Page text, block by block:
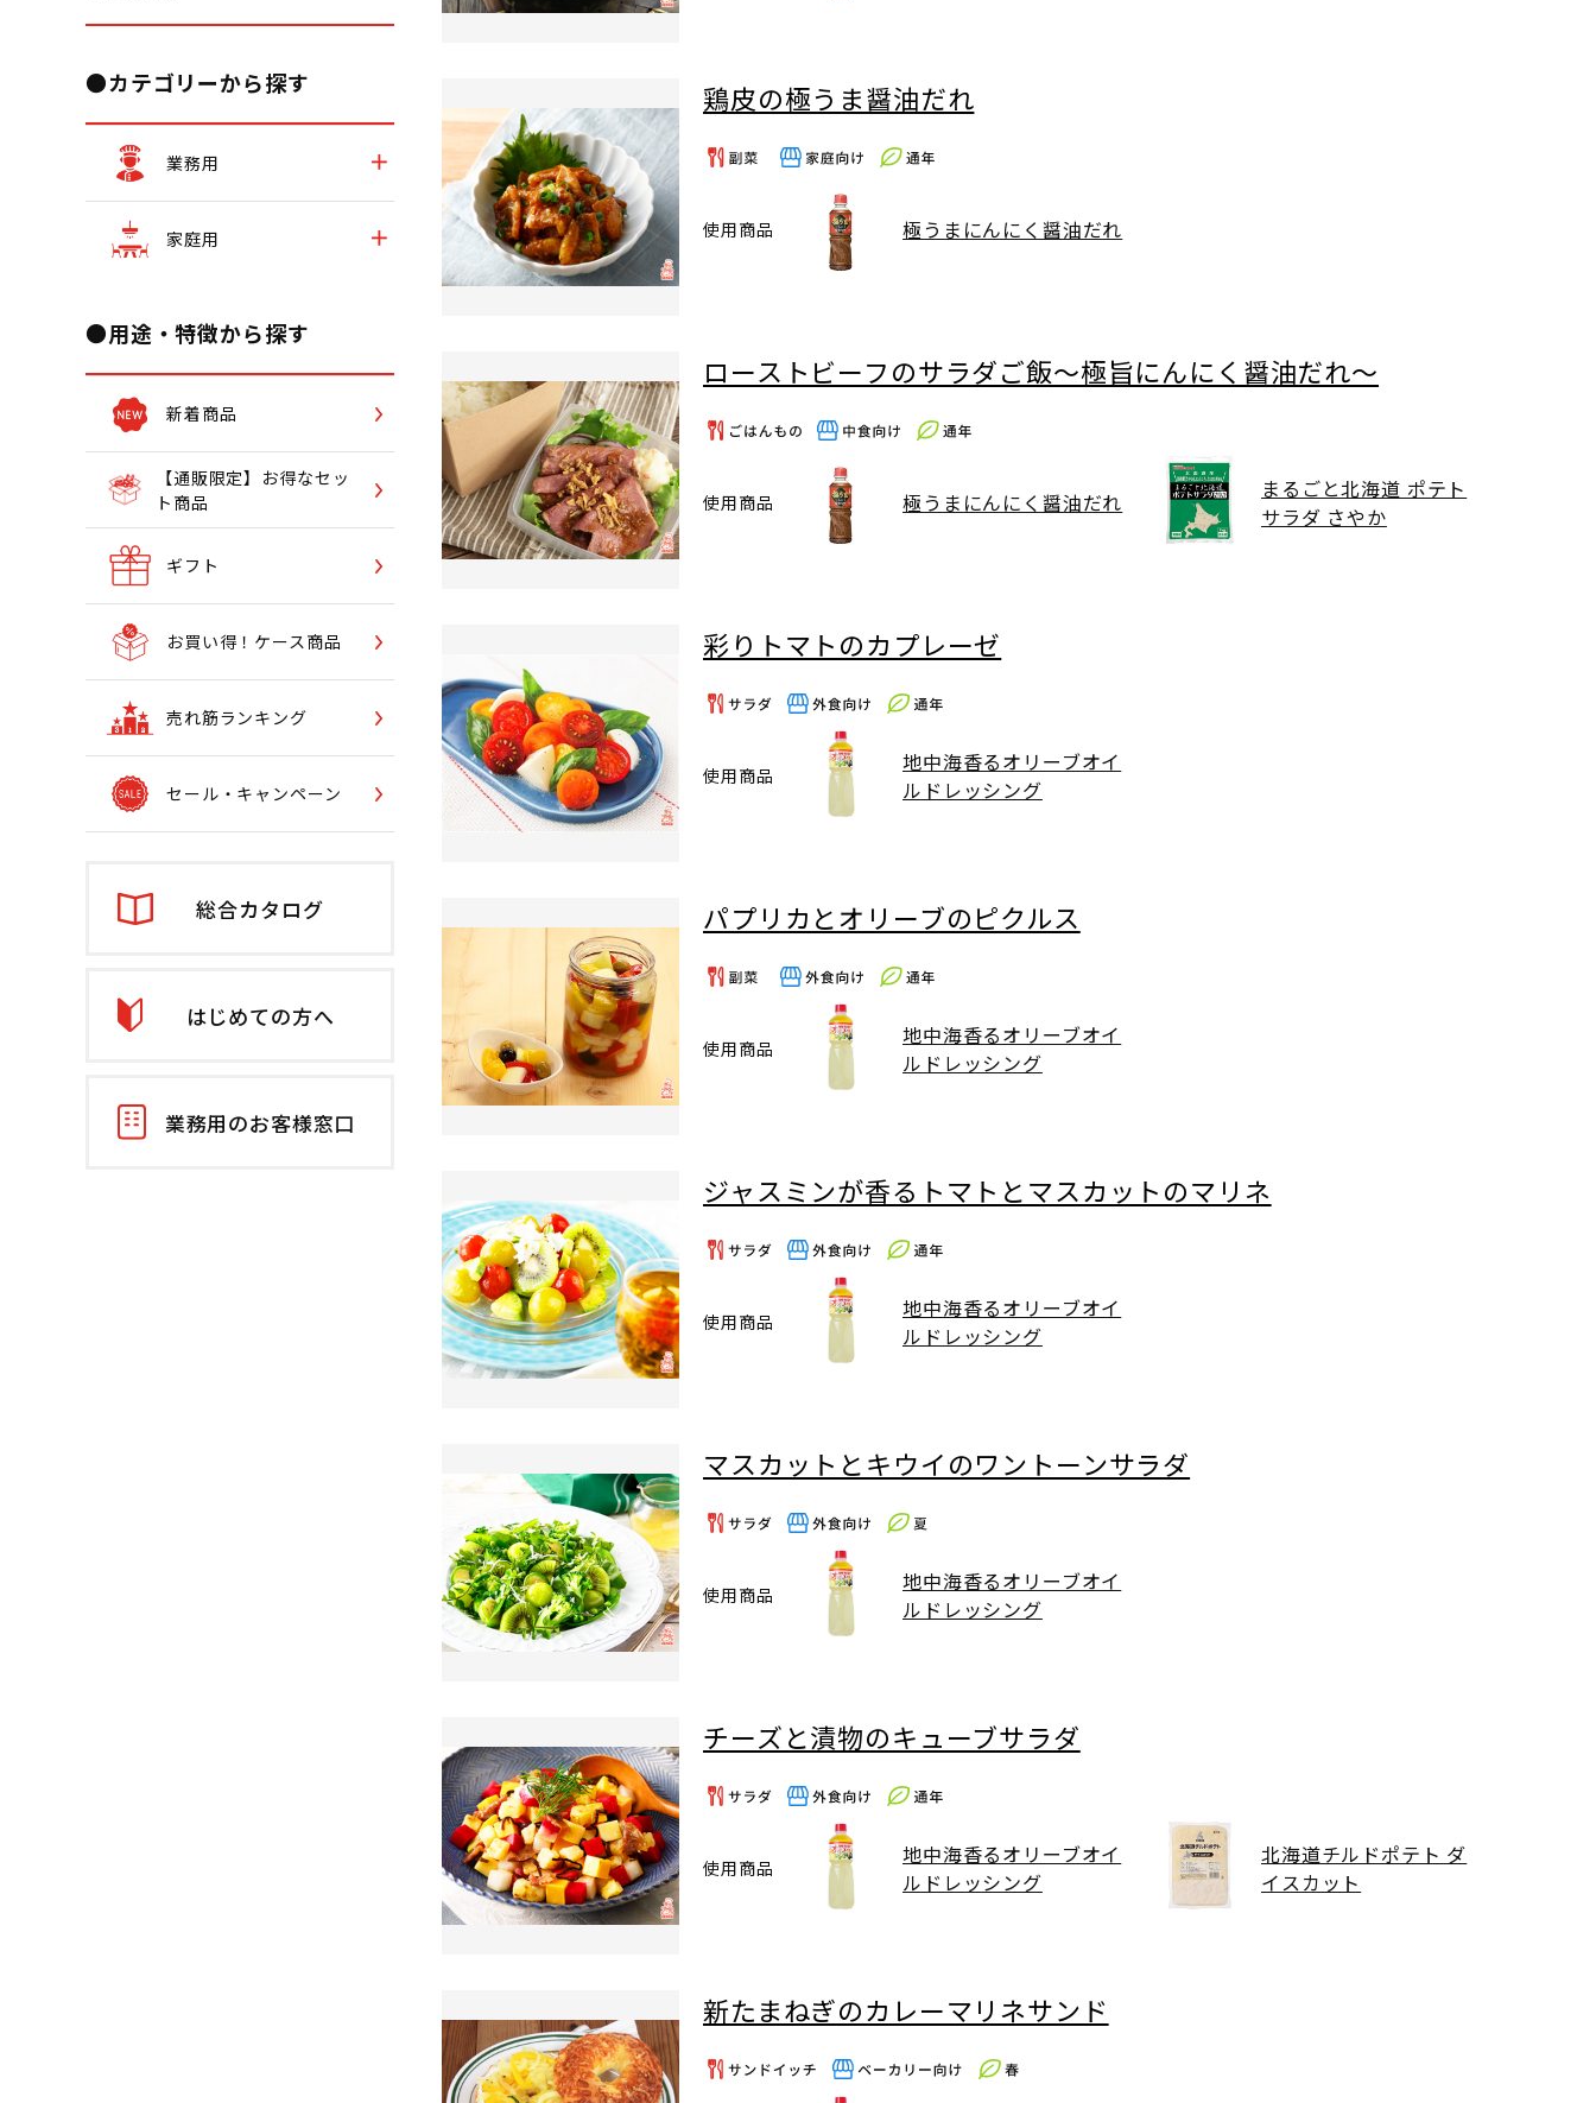
●カテゴリーから探す
業務用
家庭用
●用途・特徴から探す
新着商品
【通販限定】お得なセッ
ト商品
ギフト
お買い得！ケース商品
売れ筋ランキング
セール・キャンペーン
総合カタログ
はじめての方へ
業務用のお客様窓口
鶏皮の極うま醤油だれ
使用商品 極うまにんにく醤油だれ
ローストビーフのサラダご飯～極旨にんにく醤油だれ～
使用商品 極うまにんにく醤油だれ
まるごと北海道 ポテト
サラダ さやか
彩りトマトのカプレーゼ
使用商品
地中海香るオリーブオイ
ルドレッシング
パプリカとオリーブのピクルス
使用商品
地中海香るオリーブオイ
ルドレッシング
ジャスミンが香るトマトとマスカットのマリネ
使用商品
地中海香るオリーブオイ
ルドレッシング
マスカットとキウイのワントーンサラダ
使用商品
地中海香るオリーブオイ
ルドレッシング
チーズと漬物のキューブサラダ
使用商品
地中海香るオリーブオイ
ルドレッシング
北海道チルドポテト ダ
イスカット
新たまねぎのカレーマリネサンド